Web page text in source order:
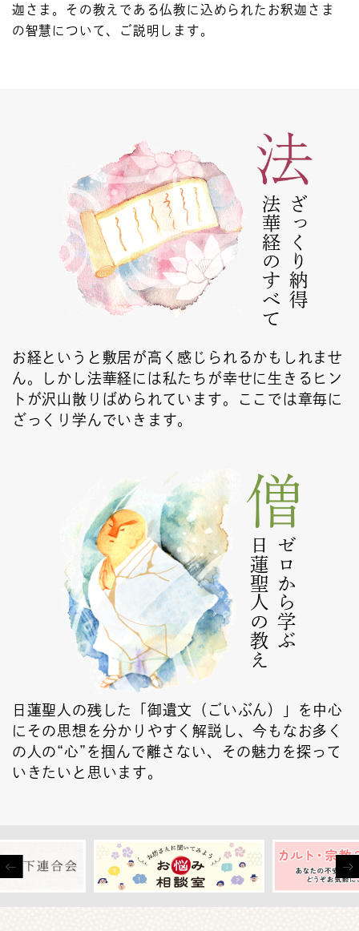
迦さま。その教えである仏教に込められたお釈迦さま
の智慧について、ご説明します。
ざっくり納得
法華経のすべて
お経というと敷居が高く感じられるかもしれませ
ん。しかし法華経には私たちが幸せに生きるヒン
トが沢山散りばめられています。ここでは章毎に
ざっくり学んでいきます。
ゼロから学ぶ
日蓮聖人の教え
日蓮聖人の残した「御遺文（ごいぶん）」を中心
にその思想を分かりやすく解説し、今もなお多く
の人の“心”を掴んで離さない、その魅力を探って
いきたいと思います。